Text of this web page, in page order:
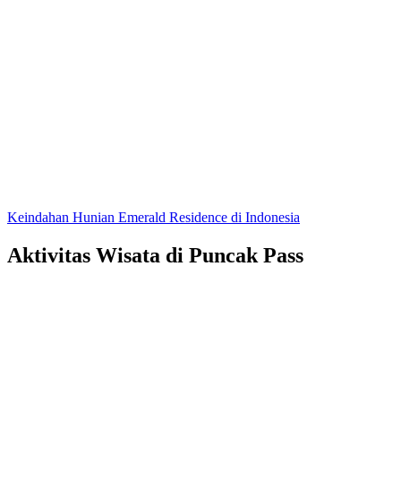
Keindahan Hunian Emerald Residence di Indonesia
Aktivitas Wisata di Puncak Pass